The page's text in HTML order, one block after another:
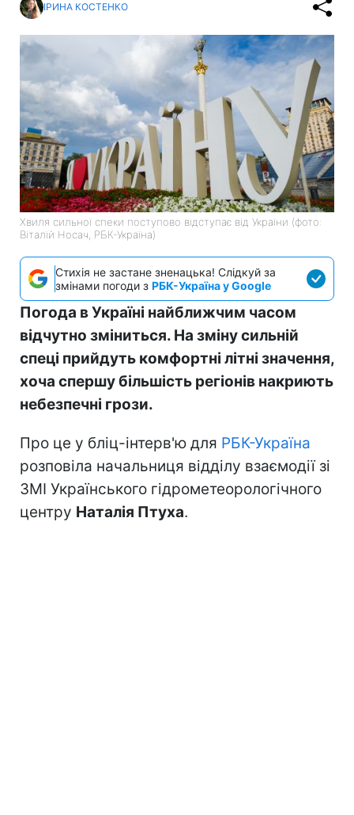
ІРИНА КОСТЕНКО
Хвиля сильної спеки поступово відступає від України (фото:
Віталій Носач, РБК-Україна)
Стихія не застане зненацька! Слідкуй за
змінами погоди з РБК-Україна у Google
Погода в Україні найближчим часом
відчутно зміниться. На зміну сильній
спеці прийдуть комфортні літні значення,
хоча спершу більшість регіонів накриють
небезпечні грози.
Про це у бліц-інтерв'ю для РБК-Україна
розповіла начальниця відділу взаємодії зі
ЗМІ Українського гідрометеорологічного
центру Наталія Птуха.